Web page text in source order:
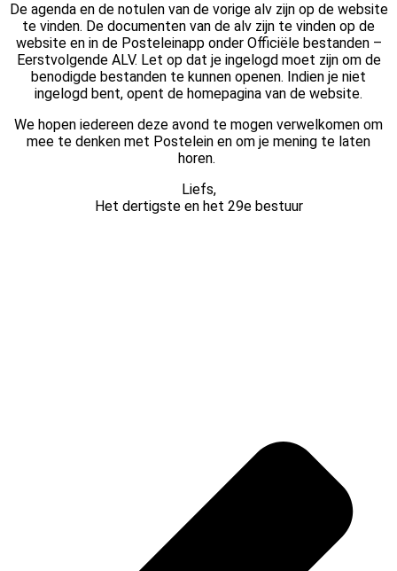
De agenda en de notulen van de vorige alv zijn op de website
te vinden. De documenten van de alv zijn te vinden op de
website en in de Posteleinapp onder Officiële bestanden –
Eerstvolgende ALV. Let op dat je ingelogd moet zijn om de
benodigde bestanden te kunnen openen. Indien je niet
ingelogd bent, opent de homepagina van de website.
We hopen iedereen deze avond te mogen verwelkomen om
mee te denken met Postelein en om je mening te laten
horen.
Liefs,
Het dertigste en het 29e bestuur